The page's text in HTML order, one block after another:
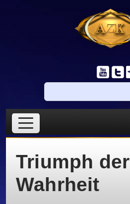
Triumph der
Wahrheit